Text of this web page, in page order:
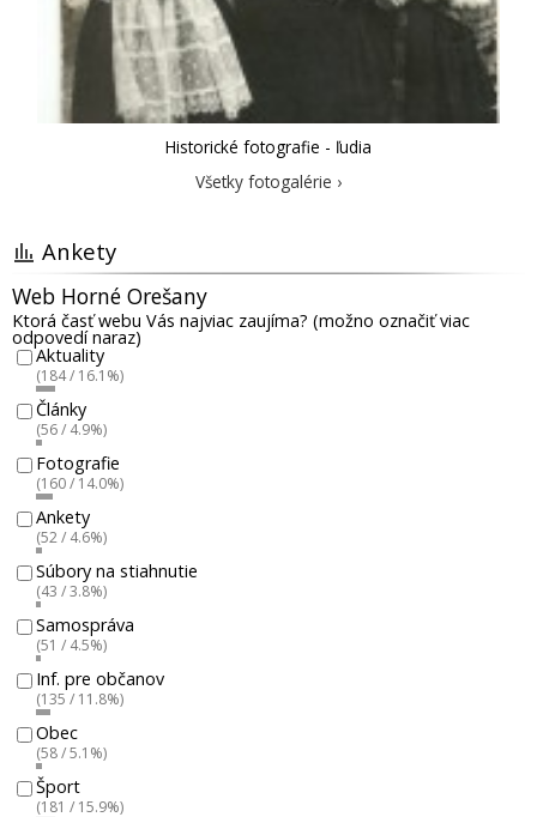
Historické fotografie - ľudia
Všetky fotogalérie ›
Ankety
Web Horné Orešany
Ktorá časť webu Vás najviac zaujíma? (možno označiť viac
odpovedí naraz)
Aktuality
(184 / 16.1%)
Články
(56 / 4.9%)
Fotografie
(160 / 14.0%)
Ankety
(52 / 4.6%)
Súbory na stiahnutie
(43 / 3.8%)
Samospráva
(51 / 4.5%)
Inf. pre občanov
(135 / 11.8%)
Obec
(58 / 5.1%)
Šport
(181 / 15.9%)